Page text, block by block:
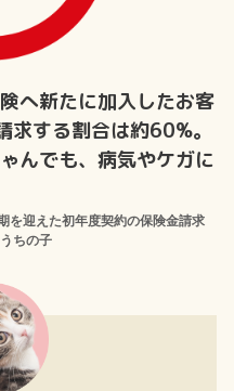
へ新たに加入したお客
する割合は約60%。
んでも、病気やケガに
迎えた初年度契約の保険金請求
ちの子